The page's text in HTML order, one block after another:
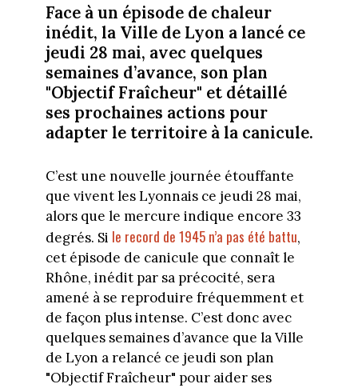
Face à un épisode de chaleur
inédit, la Ville de Lyon a lancé ce
jeudi 28 mai, avec quelques
semaines d’avance, son plan
"Objectif Fraîcheur" et détaillé
ses prochaines actions pour
adapter le territoire à la canicule.
C’est une nouvelle journée étouffante
que vivent les Lyonnais ce jeudi 28 mai,
alors que le mercure indique encore 33
degrés. Si le record de 1945 n’a pas été battu,
cet épisode de canicule que connaît le
Rhône, inédit par sa précocité, sera
amené à se reproduire fréquemment et
de façon plus intense. C’est donc avec
quelques semaines d’avance que la Ville
de Lyon a relancé ce jeudi son plan
"Objectif Fraîcheur" pour aider ses